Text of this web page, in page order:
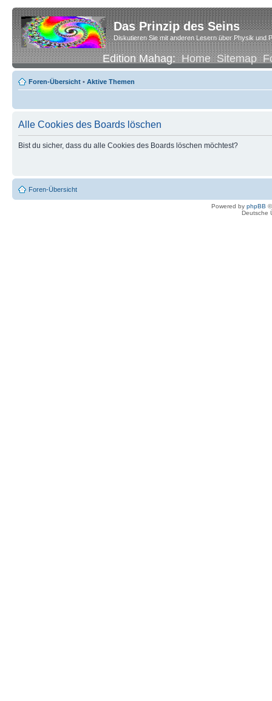
Das Prinzip des Seins
Diskutieren Sie mit anderen Lesern über Physik und
Edition Mahag:Home Sitemap
Foren-Übersicht • Aktive Themen
Alle Cookies des Boards löschen
Bist du sicher, dass du alle Cookies des Boards löschen möchtest?
Foren-Übersicht
Powered by phpBB
Deutsche